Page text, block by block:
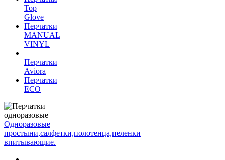
Top
Glove
Перчатки
MANUAL
VINYL
Перчатки
Aviora
Перчатки
ECO
Одноразовые
простыни,салфетки,полотенца,пеленки
впитывающие.